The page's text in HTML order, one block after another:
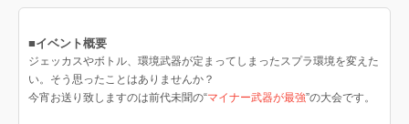
■イベント概要
ジェッカスやボトル、環境武器が定まってしまったスプラ環境を変えた
い。そう思ったことはありませんか？
今宵お送り致しますのは前代未聞の“マイナー武器が最強”の大会です。